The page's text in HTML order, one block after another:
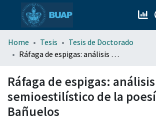
menu.section.about_menu
Home Tesis
Tesis de Doctorado
Ráfaga de espigas: análisis semioestilístico de la poesía de Juan Bañuelos
Ráfaga de espigas: análisis
semioestilístico de la
Bañuelos